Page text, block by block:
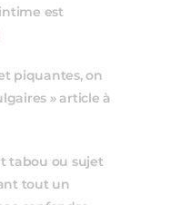
est
piquantes, on
» article à
tabou ou sujet
tout un